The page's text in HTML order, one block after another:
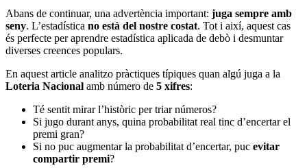
Abans de continuar, una advertència important: juga sempre amb
seny. L’estadística no està del nostre costat. Tot i així, aquest cas
és perfecte per aprendre estadística aplicada de debò i desmuntar
diverses creences populars.
En aquest article analitzo pràctiques típiques quan algú juga a la
Loteria Nacional amb número de 5 xifres:
Té sentit mirar l’històric per triar números?
Si jugo durant anys, quina probabilitat real tinc d’encertar el
premi gran?
Si no puc augmentar la probabilitat d’encertar, puc evitar
compartir premi?